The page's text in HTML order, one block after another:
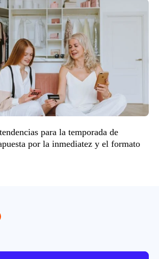
para la temporada de
por la inmediatez y el formato